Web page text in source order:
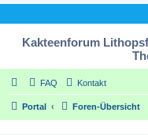
Kakteenforum
FAQ Kontakt
Portal Foren-Übersicht